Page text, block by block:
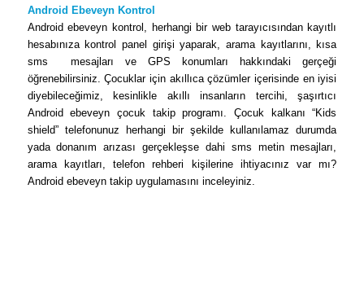
Android Ebeveyn Kontrol
Android ebeveyn kontrol, herhangi bir web tarayıcısından kayıtlı
hesabınıza kontrol panel girişi yaparak, arama kayıtlarını, kısa
sms mesajları ve GPS konumları hakkındaki gerçeği
öğrenebilirsiniz. Çocuklar için akıllıca çözümler içerisinde en iyisi
diyebileceğimiz, kesinlikle akıllı insanların tercihi, şaşırtıcı
Android ebeveyn çocuk takip programı. Çocuk kalkanı “Kids
shield” telefonunuz herhangi bir şekilde kullanılamaz durumda
yada donanım arızası gerçekleşse dahi sms metin mesajları,
arama kayıtları, telefon rehberi kişilerine ihtiyacınız var mı?
Android ebeveyn takip uygulamasını inceleyiniz.